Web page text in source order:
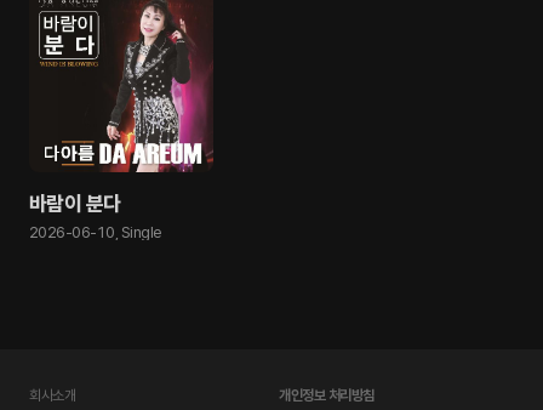
바람이 분다
2026-06-10 Single
회사소개 개인정보 처리방침